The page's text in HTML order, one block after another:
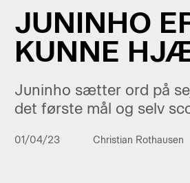
JUNINHO
KUNNE
Juninho sætter ord på
det første mål og selv
01/04/23 Christian Rothausen